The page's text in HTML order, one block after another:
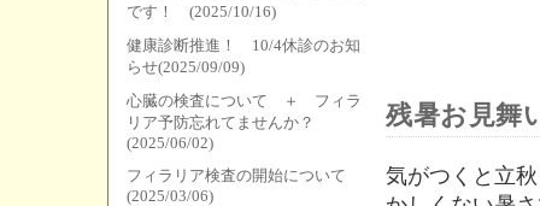
です！ (2025/10/16)
健康診断推進！ 10/4休診のお知
らせ(2025/09/09)
心臓の検査について ＋ フィラ
リア予防忘れてませんか？
(2025/06/02)
フィラリア検査の開始について
(2025/03/06)
残暑お見舞
気がつくと立